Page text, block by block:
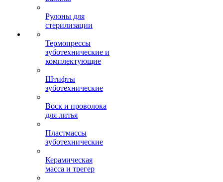
Рулоны для
стерилизации
Термопрессы
зуботехнические и
комплектующие
Штифты
зуботехнические
Воск и проволока
для литья
Пластмассы
зуботехнические
Керамическая
масса и трегер